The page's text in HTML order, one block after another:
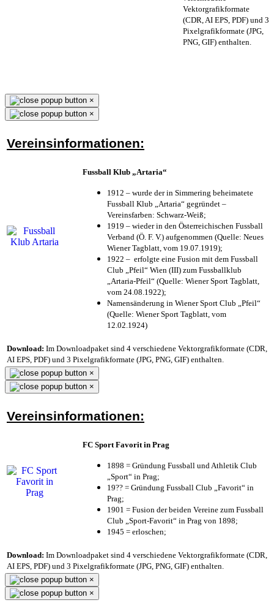
Vektorgrafikformate
(CDR, AI EPS, PDF) und 3
Pixelgrafikformate (JPG,
PNG, GIF) enthalten.
×
×
Vereinsinformationen:
Fussball Klub „Artaria“
1912 – wurde der in Simmering beheimatete
Fussball Klub „Artaria“ gegründet –
Vereinsfarben: Schwarz-Weiß;
1919 – wieder in den Österreichischen Fussball
Verband (Ö. F. V.) aufgenommen (Quelle: Neues
Wiener Tagblatt, vom 19.07.1919);
1922 – erfolgte eine Fusion mit dem Fussball
Club „Pfeil“ Wien (III) zum Fussballklub
„Artaria-Pfeil“ (Quelle: Wiener Sport Tagblatt,
vom 24.08.1922);
Namensänderung in Wiener Sport Club „Pfeil“
(Quelle: Wiener Sport Tagblatt, vom
12.02.1924)
Download: Im Downloadpaket sind 4 verschiedene Vektorgrafikformate (CDR,
AI EPS, PDF) und 3 Pixelgrafikformate (JPG, PNG, GIF) enthalten.
×
×
Vereinsinformationen:
FC Sport Favorit in Prag
1898 = Gründung Fussball und Athletik Club
„Sport“ in Prag;
19?? = Gründung Fussball Club „Favorit“ in
Prag;
1901 = Fusion der beiden Vereine zum Fussball
Club „Sport-Favorit“ in Prag von 1898;
1945 = erloschen;
Download: Im Downloadpaket sind 4 verschiedene Vektorgrafikformate (CDR,
AI EPS, PDF) und 3 Pixelgrafikformate (JPG, PNG, GIF) enthalten.
×
×